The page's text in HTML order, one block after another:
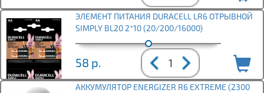
ЭЛЕМЕНТ ПИТАНИЯ DURACELL LR6 ОТРЫВНОЙ
SIMPLY BL20 2*10 (20/200/16000)
58 р.
АККУМУЛЯТОР ENERGIZER R6 EXTREME (2300